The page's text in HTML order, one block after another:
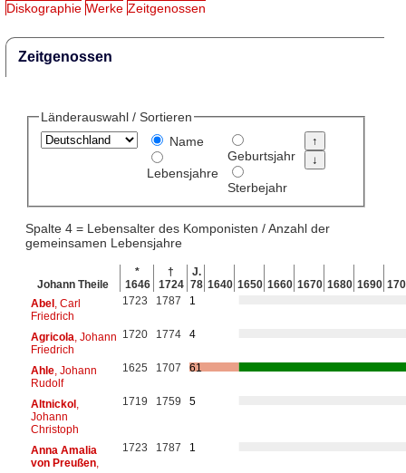
Diskographie Werke Zeitgenossen
Zeitgenossen
Länderauswahl / Sortieren
Name
Lebensjahre
Geburtsjahr
Sterbejahr
Spalte 4 = Lebensalter des Komponisten / Anzahl der
gemeinsamen Lebensjahre
Johann Theile
*
1646
†
1724
J.
78 1640 1650 1660 1670 1680 1690
Abel, Carl
Friedrich
1723 1787 1
Agricola , Johann
Friedrich
1720 1774 4
Ahle, Johann
Rudolf
1625 1707 61
Altnickol,
Johann
Christoph
1719 1759 5
Anna Amalia
von Preußen,
1723 1787 1